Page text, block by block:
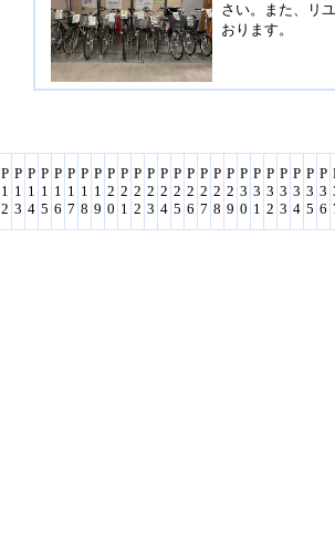
さい。また、リ
おります。
P
1
2
P
1
3
P
1
4
P
1
5
P
1
6
P
1
7
P
1
8
P
1
9
P
2
0
P
2
1
P
2
2
P
2
3
P
2
4
P
2
5
P
2
6
P
2
7
P
2
8
P
2
9
P
3
0
P
3
1
P
3
2
P
3
3
P
3
4
P
3
5
P
3
6